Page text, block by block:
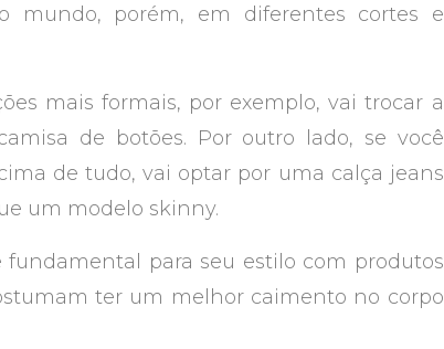
mundo, porém, em diferentes cortes e
mais formais, por exemplo, vai trocar a
de botões. Por outro lado, se você
de tudo, vai optar por uma calça jeans
um modelo skinny.
fundamental para seu estilo com produtos
ter um melhor caimento no corpo